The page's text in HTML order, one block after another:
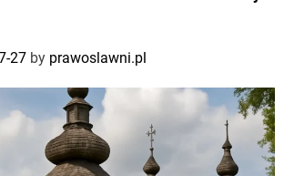
27 by prawoslawni.pl